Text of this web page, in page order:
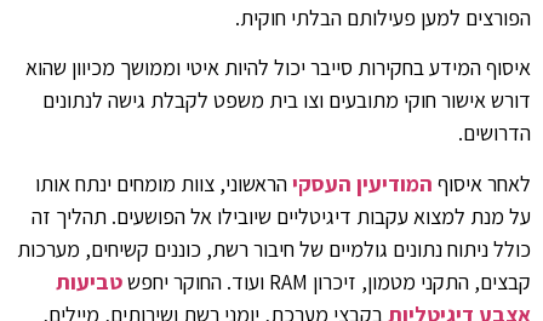
הפורצים למען פעילותם הבלתי חוקית.
איסוף המידע בחקירות סייבר יכול להיות איטי וממושך מכיוון שהוא
דורש אישור חוקי מתובעים וצו בית משפט לקבלת גישה לנתונים
הדרושים.
לאחר איסוף המודיעין העסקיהראשוני, צוות מומחים ינתח אותו
על מנת למצוא עקבות דיגיטליים שיובילו אל הפושעים. תהליך זה
כולל ניתוח נתונים גולמיים של חיבור רשת, כוננים קשיחים, מערכות
קבצים, התקני מטמון, זיכרון RAM ועוד. החוקר יחפש
טביעות
אצבע דיגיטליות בקבצי מערכת, יומני רשת ושירותים, מיילים,